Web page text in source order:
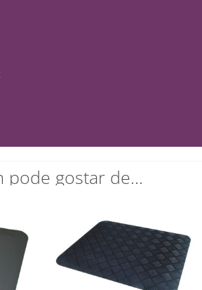
pode gostar de…